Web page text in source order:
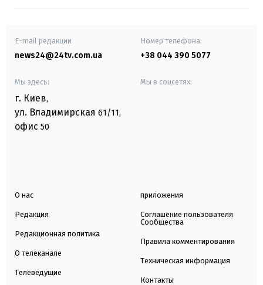
E-mail редакции
news24@24tv.com.ua
Номер телефона:
+38 044 390 5077
Мы здесь:
г. Киев,
ул. Владимирская 61/11,
офис 50
Мы в соцсетях:
О нас
Редакция
Редакционная политика
О телеканале
Телеведущие
приложения
Соглашение пользователя
Сообщества
Правила комментирования
Техническая информация
Контакты